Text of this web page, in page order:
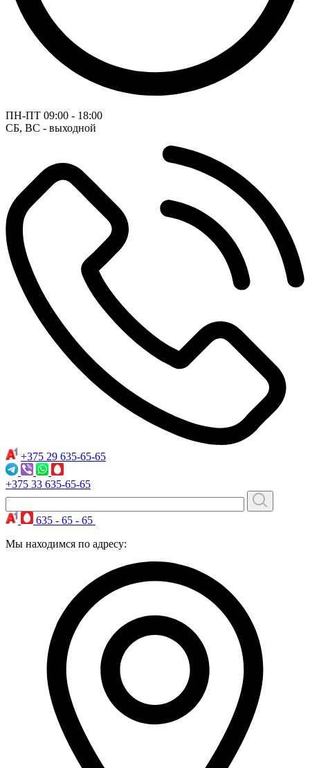
ПН-ПТ 09:00 - 18:00
СБ, ВС - выходной
+375 29 635-65-65
+375 33 635-65-65
635 - 65 - 65
Мы находимся по адресу: